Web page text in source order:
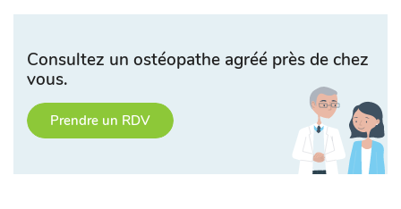
Consultez un ostéopathe agréé près de chez
vous.
Prendre un RDV